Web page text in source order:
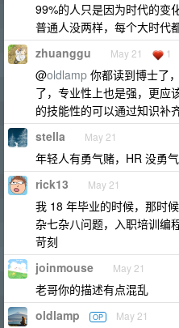
99%的人只是因为时代的变
普通人没两样，每个大时代
zhuanggu May 21 1
@oldlamp 你都读到博士了
了，专业性上也是强，更应
的技能性的可以通过知识补
stella May 21
年轻人有勇气赌，HR 没勇
rick13 May 21
我 18 年毕业的时候，那时
杂七杂八问题，入职培训编
苛刻
joinmouse May 21
老哥你的描述有点混乱
oldlamp OP May 21